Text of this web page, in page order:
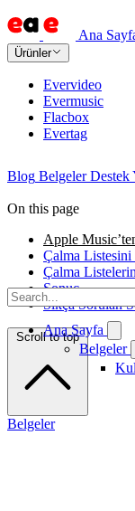
Ana
Ürünler
Evervideo
Evermusic
Flacbox
Evertag
Blog Belgeler Destek
Ana Sayfa
Belgeler
On this page
Apple
Çalma Listesini
Çalma
Sonuç
Sıkça Sorulan
Scroll to top
Belgeler